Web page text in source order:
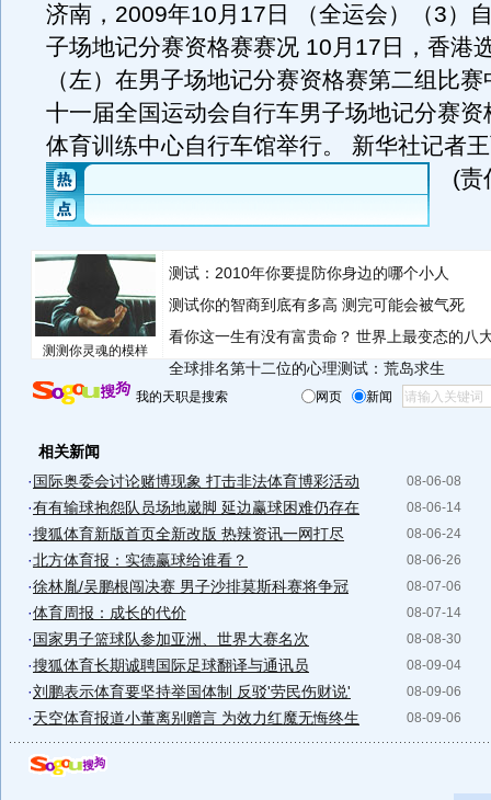
济南，2009年10月17日 （全运会）（3
子场地记分赛资格赛赛况 10月17日，香港
（左）在男子场地记分赛资格赛第二组比
十一届全国运动会自行车男子场地记分赛资
体育训练中心自行车馆举行。 新华社记者
(责
测测你灵魂的模样
测试：2010年你要提防你身边的哪个小人
测试你的智商到底有多高 测完可能会被气死
看你这一生有没有富贵命？ 世界上最变态的八
全球排名第十二位的心理测试：荒岛求生
我的天职是搜索 网页 新闻
相关新闻
08-06-08
· 国际奥委会讨论赌博现象 打击非法体育博彩活动
08-06-14
·有有输球抱怨队员场地崴脚 延边赢球困难仍存在
08-06-24
·搜狐体育新版首页全新改版 热辣资讯一网打尽
08-06-26
·北方体育报：实德赢球给谁看？
08-07-06
·徐林胤/吴鹏根闯决赛 男子沙排莫斯科赛将争冠
08-07-14
·体育周报：成长的代价
08-08-30
· 国家男子篮球队参加亚洲、世界大赛名次
08-09-04
·搜狐体育长期诚聘国际足球翻译与通讯员
08-09-06
·刘鹏表示体育要坚持举国体制 反驳'劳民伤财说'
08-09-06
·天空体育报道小董离别赠言 为效力红魔无悔终生